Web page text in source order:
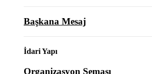
Başkana Mesaj
İdari Yapı
Organizasyon Şeması